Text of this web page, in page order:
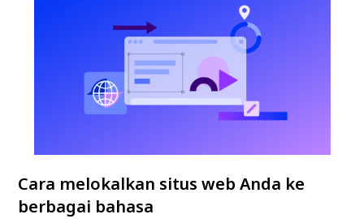
Cara melokalkan situs web Anda ke
berbagai bahasa